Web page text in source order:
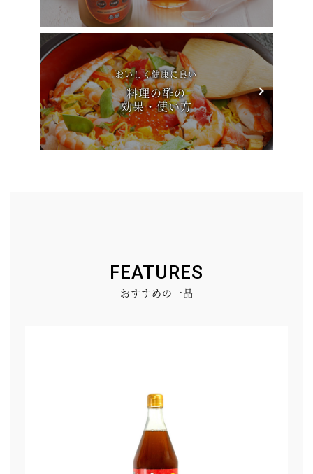
おいしく健康に良い
料理の酢の
効果・使い方
FEATURES
おすすめの一品